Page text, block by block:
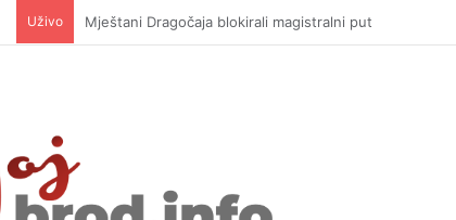
Uživo Helikopter ponovo gasi vatru u selima kod Trebinja